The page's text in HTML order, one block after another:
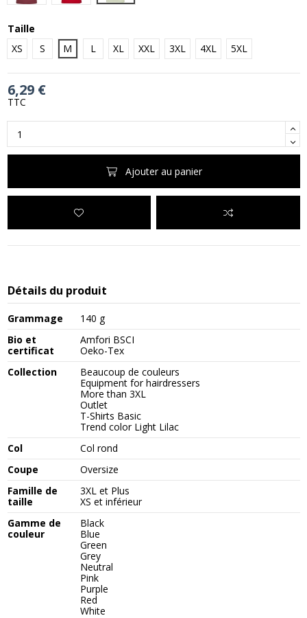
Taille
XS
S M L XL XXL 3XL 4XL 5XL
6,29 €
TTC
Ajouter au panier
Détails du produit
Grammage
140 g
Bio et
certificat
Amfori BSCI
Oeko-Tex
Collection
Beaucoup de couleurs
Equipment for hairdressers
More than 3XL
Outlet
T-Shirts Basic
Trend color Light Lilac
Col
Col rond
Coupe
Oversize
Famille de
taille
3XL et Plus
XS et inférieur
Gamme de
couleur
Black
Blue
Green
Grey
Neutral
Pink
Purple
Red
White